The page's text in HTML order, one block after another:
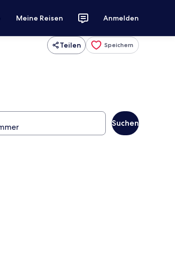
Meine Reisen Anmelden
Teilen Speichern
Suchen